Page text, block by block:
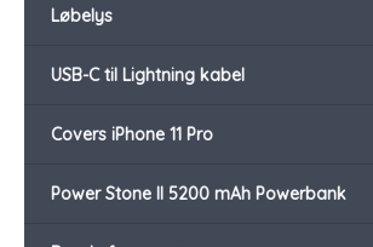
Løbelys
USB-C til Lightning kabel
Covers iPhone 11 Pro
Power Stone II 5200 mAh Powerbank